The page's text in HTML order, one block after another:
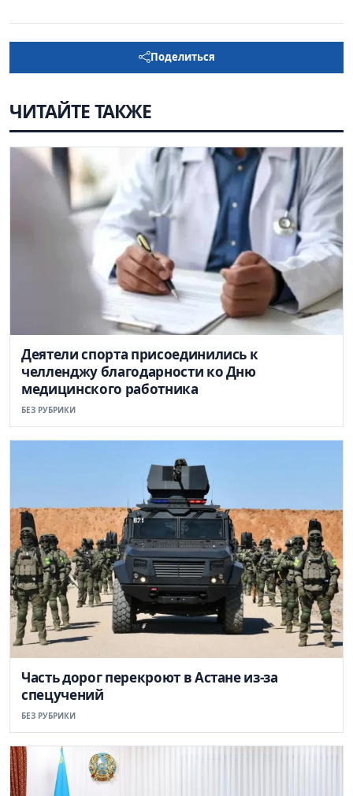
Поделиться
ЧИТАЙТЕ ТАКЖЕ
Деятели спорта присоединились к
челленджу благодарности ко Дню
медицинского работника
БЕЗ РУБРИКИ
Часть дорог перекроют в Астане из-за
спецучений
БЕЗ РУБРИКИ